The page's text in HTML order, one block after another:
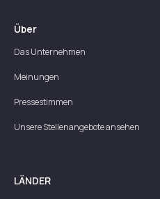
Über
Das Unternehmen
Meinungen
Pressestimmen
Unsere Stellenangebote ansehen
LÄNDER